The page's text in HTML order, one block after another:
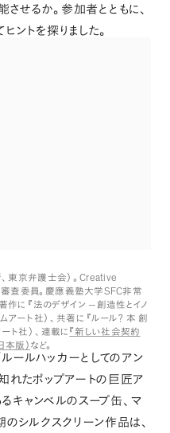
させるか。 参加者とともに 、
ントを探りました。
、 東京弁護士会 ） 。 Creative
審査委員。 慶應義塾大学SFC非常
著作に 『 法のデザイン −創造性とイノ
ムアート社） 、 共著に 『 ルール？ 本 創
ート社 ） 、 連載に 『 新しい社会契約
本版 ） など。
ルールハッカーとしてのアン
れたポップアートの巨匠ア
キャンベルのスープ缶 、 マ
のシルクスクリーン作品は 、